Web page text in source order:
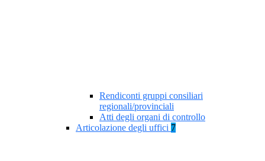
Rendiconti gruppi consiliari
regionali/provinciali
Atti degli organi di controllo
Articolazione degli uffici 7